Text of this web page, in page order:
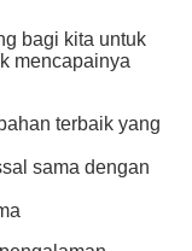
bagi kita untuk
mencapainya
terbaik yang
sama dengan